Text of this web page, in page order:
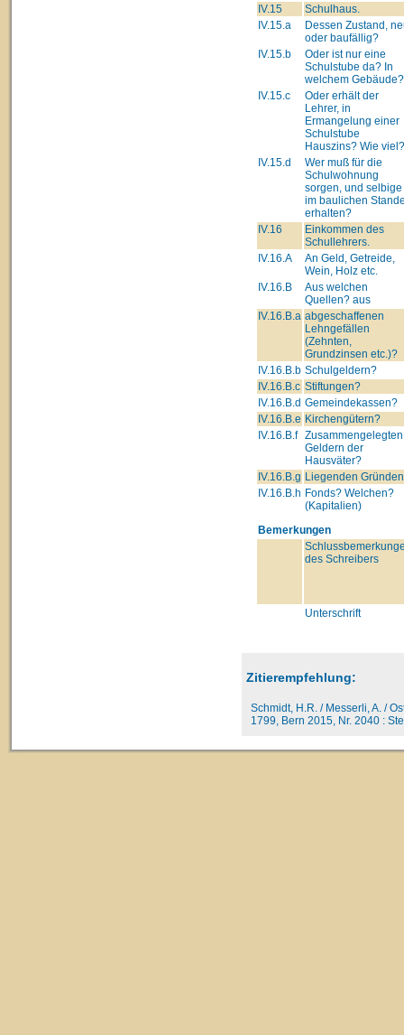
IV.15
Schulhaus.
IV.15.a
Dessen Zustand,
oder baufällig?
IV.15.b
Oder ist nur eine
Schulstube da? In
welchem Gebäude?
IV.15.c
Oder erhält der
Lehrer, in
Ermangelung einer
Schulstube
Hauszins? Wie viel?
IV.15.d
Wer muß für die
Schulwohnung
sorgen, und selbige
im baulichen
erhalten?
IV.16
Einkommen des
Schullehrers.
IV.16.A
An Geld, Getreide,
Wein, Holz etc.
IV.16.B
Aus welchen
Quellen? aus
IV.16.B.a abgeschaffenen
Lehngefällen
(Zehnten,
Grundzinsen etc.)?
IV.16.B.b Schulgeldern?
IV.16.B.c Stiftungen?
IV.16.B.d Gemeindekassen?
IV.16.B.e Kirchengütern?
IV.16.B.f Zusammengelegten
Geldern der
Hausväter?
IV.16.B.g Liegenden
IV.16.B.h Fonds? Welchen?
(Kapitalien)
Bemerkungen
des Schreibers
Unterschrift
Zitierempfehlung:
Schmidt, H.R. / Messerli, A. /
1799, Bern 2015, Nr. 2040 :